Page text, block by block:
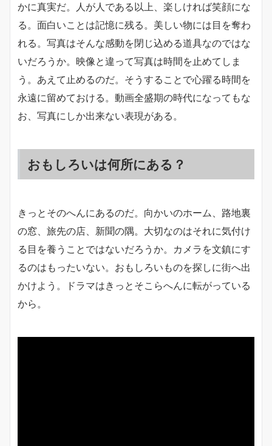
かに真実だ。人が人である以上、楽しければ笑顔にな
る。面白いことは記憶に残る。美しい物には目を奪わ
れる。写真はそんな感動を閉じ込める道具なのではな
いだろうか。映像と違って写真は時間を止めてしま
う。あえて止めるのだ。そうすることで心躍る時間を
永遠に留めておける。動画全盛期の時代になってもな
お、写真にしか出来ない表現がある。
おもしろいは何所にある？
きっとそのへんにあるのだ。向かいのホーム、路地裏
の窓、旅先の店、新聞の隅。大切なのはそれに気付け
る目を養うことではないだろうか。カメラを文鎮にす
るのはもったいない。おもしろいものを探しに街へ出
かけよう。ドラマはきっとそこらへんに転がっている
から。